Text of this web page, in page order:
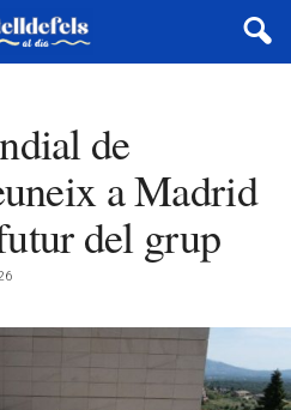
de
a Madrid
del grup